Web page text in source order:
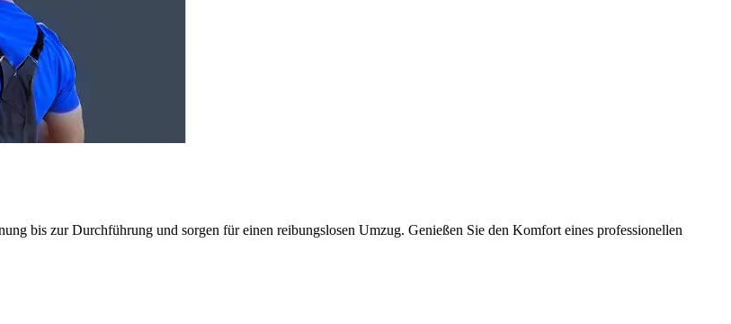
bis zur Durchführung und sorgen für einen reibungslosen Umzug. Genießen Sie den Komfort eines professionellen